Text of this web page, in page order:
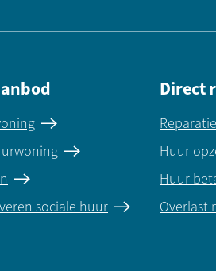
sociale huur
Direct
Huur
Huur
Overlast